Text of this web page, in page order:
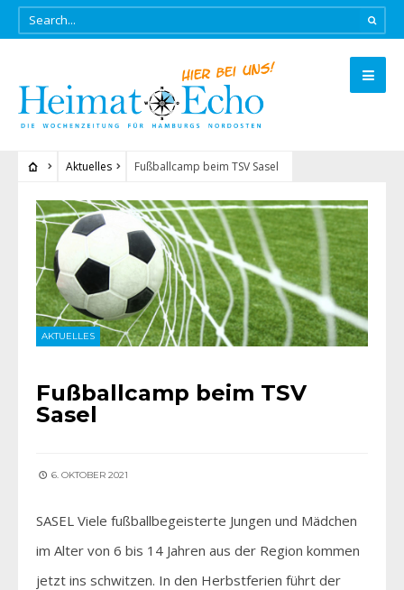
Aktuelles Fußballcamp beim TSV Sasel
AKTUELLES
Fußballcamp beim TSV
Sasel
6. OKTOBER 2021
SASEL Viele fußballbegeisterte Jungen und Mädchen
im Alter von 6 bis 14 Jahren aus der Region kommen
jetzt ins schwitzen. In den Herbstferien führt der